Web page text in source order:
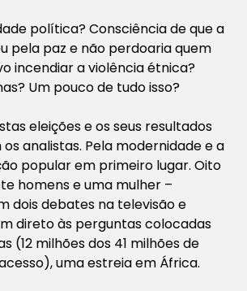
política? Consciência de que a
pela paz e não perdoaria quem
incendiar a violência étnica?
Um pouco de tudo isso?
eleições e os seus resultados
analistas. Pela modernidade e a
popular em primeiro lugar. Oito
homens e uma mulher –
dois debates na televisão e
direto às perguntas colocadas
(12 milhões dos 41 milhões de
uma estreia em África.